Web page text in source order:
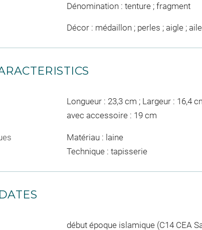
Dénomination : tenture ; fragment
Décor : médaillon ; perles ; aigle ;
Longueur : 23,3 cm ; Largeur : 16,4
avec accessoire : 19 cm
Matériau : laine
Technique : tapisserie
début époque islamique (C14 CEA